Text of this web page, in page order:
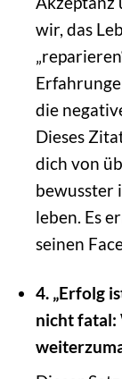
wir, das
die
Dieses
dich von
bewusster
leben. Es
seinen
4. „Erfolg
nicht fatal: